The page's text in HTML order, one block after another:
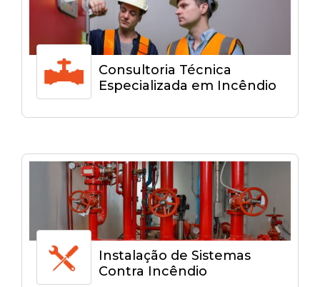
Consultoria Técnica
Especializada em Incêndio
Instalação de Sistemas
Contra Incêndio